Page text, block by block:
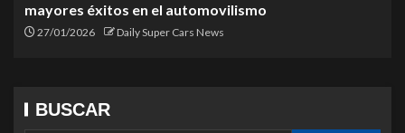
mayores éxitos en el automovilismo
27/01/2026 Daily Super Cars News
BUSCAR